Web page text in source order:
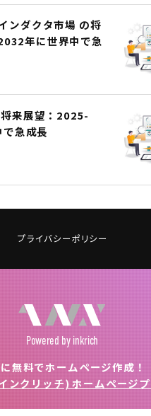
ンダクタ市場 の将
年に世界中で急
来展望：2025-
急成長
プライバシーポリシー
Powered by inkrich
無料でホームページ作成！
ンクリッチ) ホームページ